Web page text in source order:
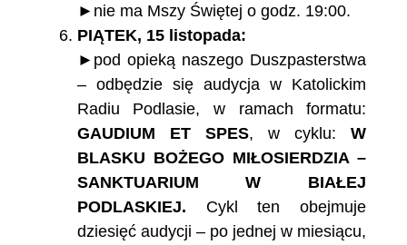
►nie ma Mszy Świętej o godz. 19:00.
PIĄTEK, 15 listopada:
►pod opieką naszego Duszpasterstwa
– odbędzie się audycja w Katolickim
Radiu Podlasie, w ramach formatu:
GAUDIUM ET SPES, w cyklu:W
BLASKU BOŻEGO MIŁOSIERDZIA –
SANKTUARIUM W BIAŁEJ
PODLASKIEJ. Cykl ten obejmuje
dziesięć audycji – po jednej w miesiącu,